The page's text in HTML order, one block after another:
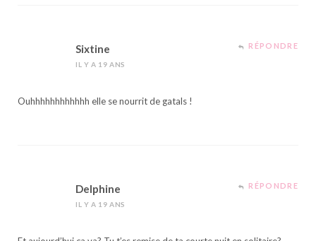
Sixtine
IL Y A 19 ANS
RÉPONDRE
Ouhhhhhhhhhhhh elle se nourrit de gatals !
Delphine
IL Y A 19 ANS
RÉPONDRE